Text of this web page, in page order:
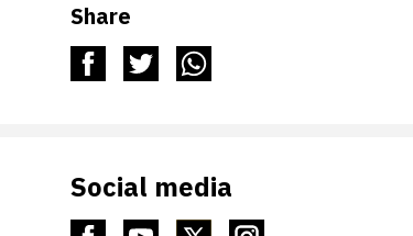
Share
Social media